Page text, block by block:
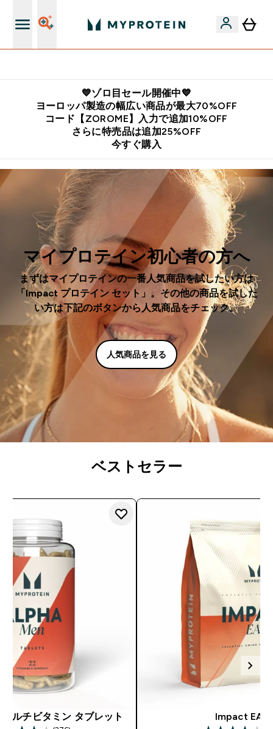
💙ゾロ目セール開催中💙
ヨーロッパ製造の幅広い商品が最大70%OFF
コード【ZOROME】入力で追加10%OFF
さらに特売品は追加25%OFF
今すぐ購入
マイプロテイン初心者の方へ
まずはマイプロテインの一番人気商品を試したい方は
「Impact プロテイン セット」。その他の商品を試した
い方は下記のボタンから人気商品をチェック。
人気商品を見る
ベストセラー
ルチビタミン タブレット
Impact EAA